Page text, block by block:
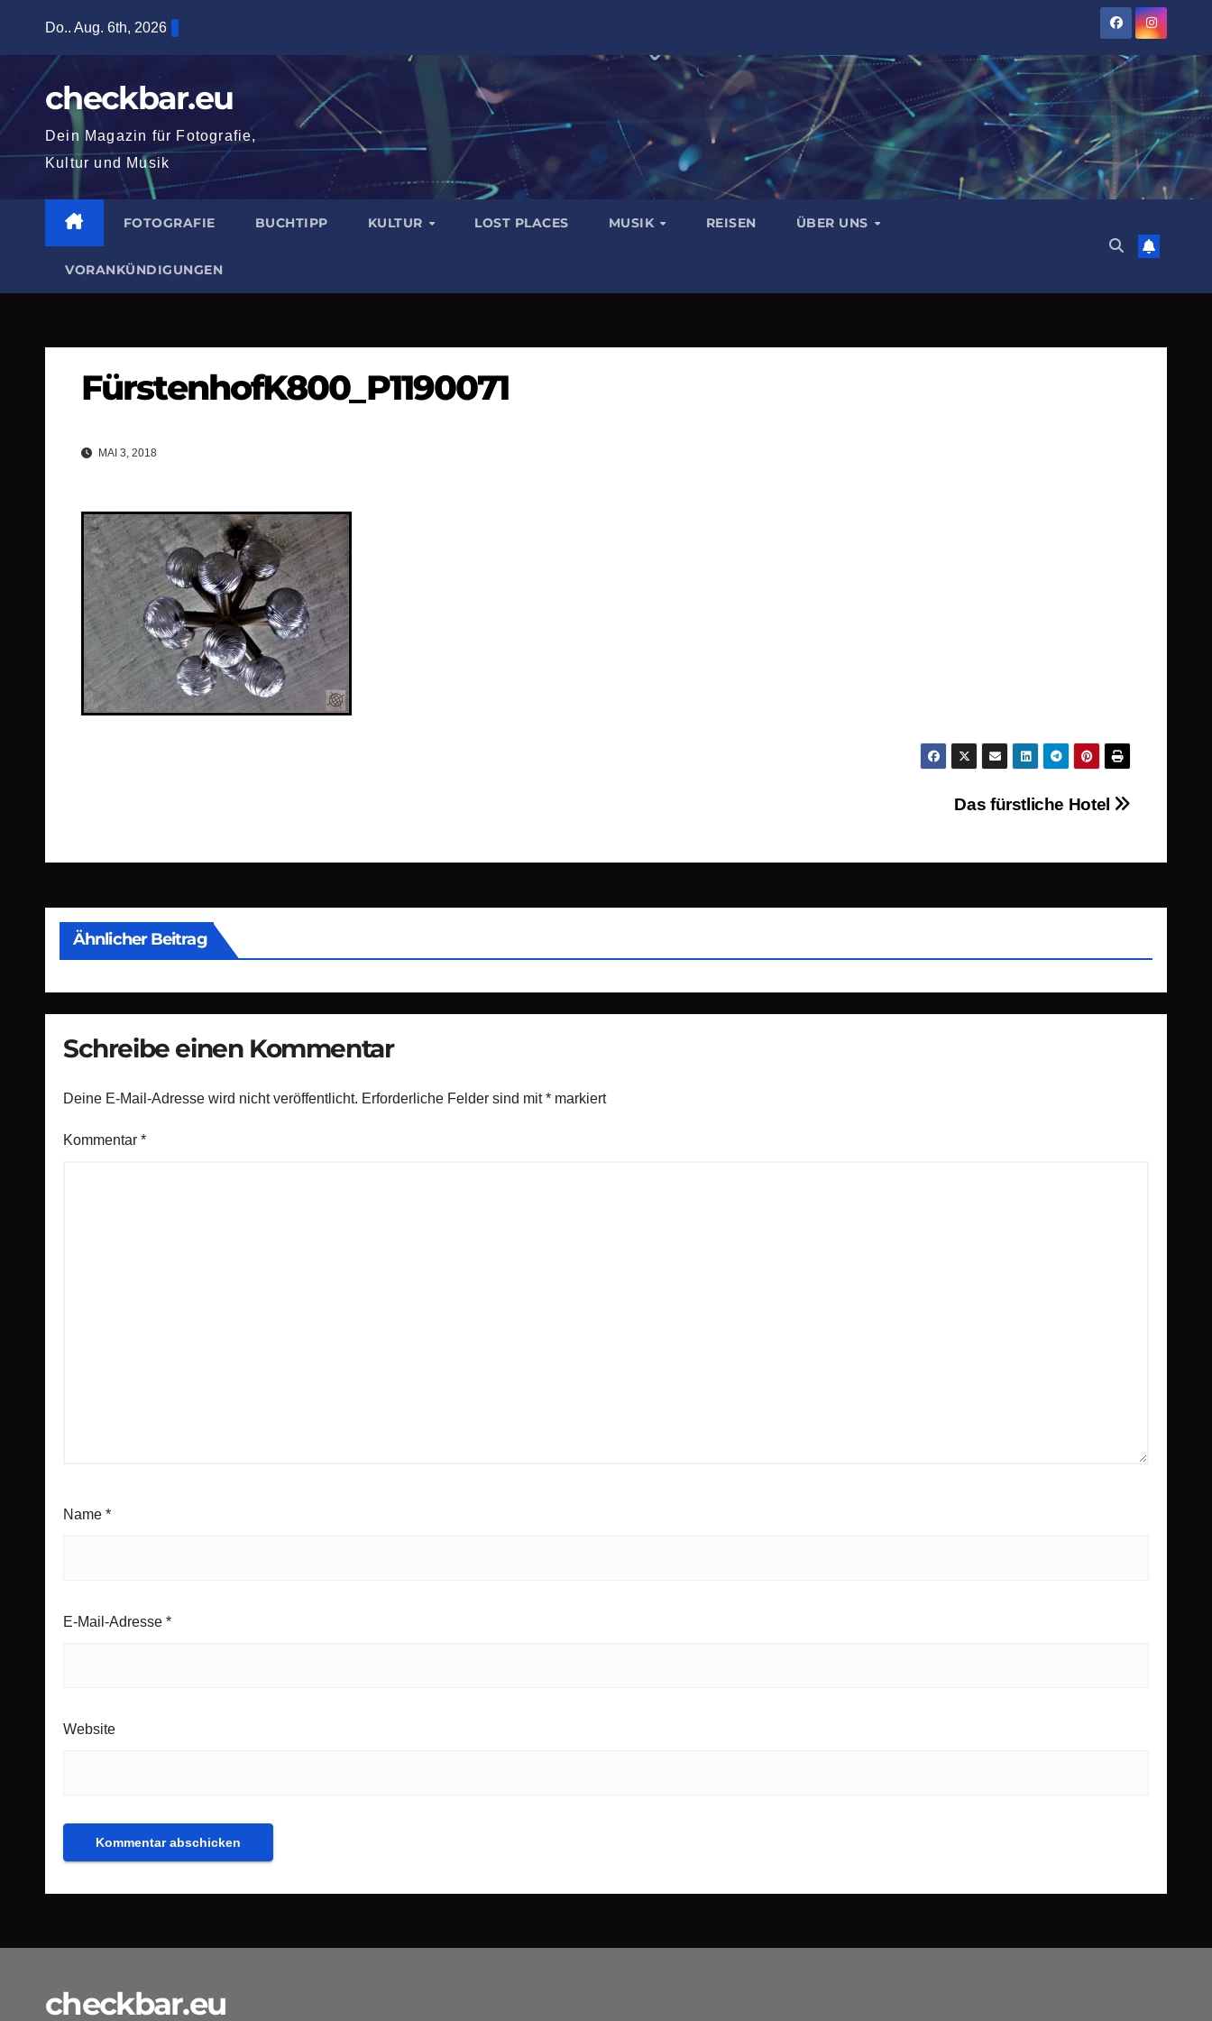
springen
Do.. Aug. 6th, 2026
checkbar.eu
Dein Magazin für Fotografie,
Kultur und Musik
FOTOGRAFIE BUCHTIPP KULTUR LOST PLACES MUSIK REISEN ÜBER UNS
VORANKÜNDIGUNGEN
FürstenhofK800_P1190071
MAI 3, 2018
Das fürstliche Hotel
Ähnlicher Beitrag
Schreibe einen Kommentar
Deine E-Mail-Adresse wird nicht veröffentlicht. Erforderliche Felder sind mit* markiert
Kommentar *
Name *
E-Mail-Adresse *
Website
checkbar.eu